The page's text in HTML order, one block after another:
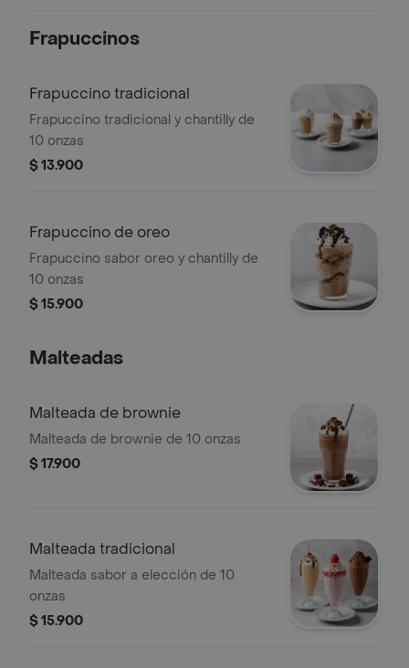
Frapuccinos
Frapuccino tradicional
Frapuccino tradicional y chantilly de
10 onzas
$ 13.900
Frapuccino de oreo
Frapuccino sabor oreo y chantilly de
10 onzas
$ 15.900
Malteadas
Malteada de brownie
Malteada de brownie de 10 onzas
$ 17.900
Malteada tradicional
Malteada sabor a elección de 10
onzas
$ 15.900